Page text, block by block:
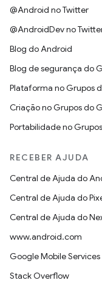
@Android no Twitter
@AndroidDev no
Blog do Android
Blog de segurança do
Plataforma no Grupos
Criação no Grupos do
Portabilidade no
RECEBER AJUDA
Central de Ajuda do
Central de Ajuda do
Central de Ajuda do
www.android.com
Google Mobile Services
Stack Overflow